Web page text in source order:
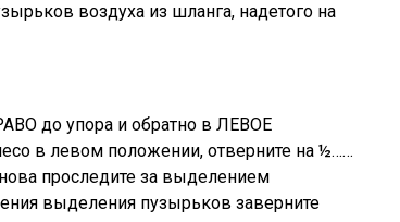
воздуха из шланга, надетого на
до упора и обратно в ЛЕВОЕ
в левом положении, отверните на ½……
проследите за выделением
выделения пузырьков заверните